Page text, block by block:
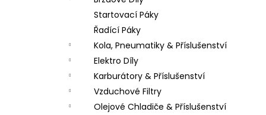
Startovací Páky
Řadící Páky
Kola, Pneumatiky & Příslušenství
Elektro Díly
Karburátory & Příslušenství
Vzduchové Filtry
Olejové Chladiče & Příslušenství
PITBIKE SPOJKOVÉ LANKO 94CM, VÝSUV
6CM STOMP, DEMONX ,WPB
180 Kč